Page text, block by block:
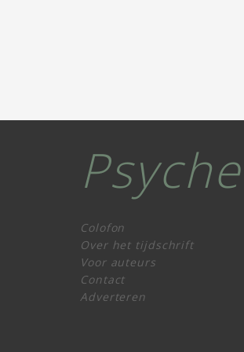
Colofon
Over het tijdschrift
Voor auteurs
Contact
Adverteren